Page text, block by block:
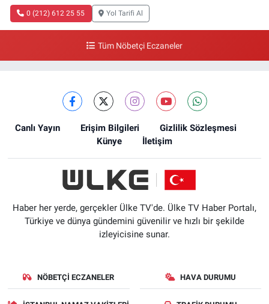
0 (212) 612 25 55 Yol Tarifi Al
Tüm Nöbetçi Eczaneler
Canlı Yayın Erişim Bilgileri
Gizlilik Sözleşmesi
Künye
İletişim
Haber her yerde, gerçekler Ülke TV'de. Ülke TV Haber Portalı,
Türkiye ve dünya gündemini güvenilir ve hızlı bir şekilde
izleyicisine sunar.
NÖBETÇI ECZANELER HAVA DURUMU